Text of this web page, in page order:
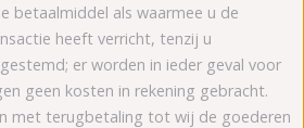
betaalmiddel als waarmee u de
heeft verricht, tenzij u
er worden in ieder geval voor
geen kosten in rekening gebracht.
met terugbetaling tot wij de goederen